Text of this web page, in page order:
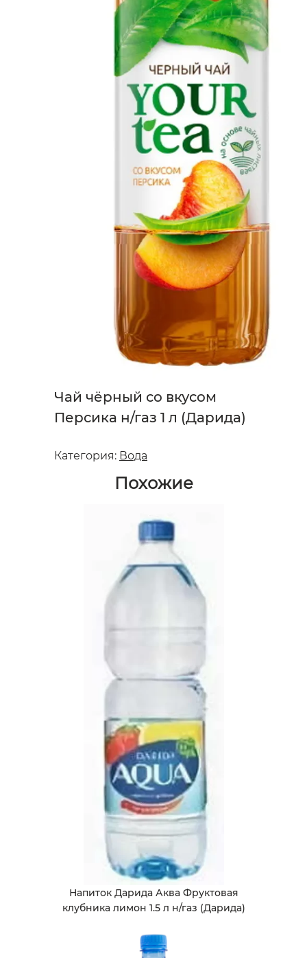
Чай чёрный со вкусом
Персика н/газ 1 л (Дарида)
Категория: Вода
Похожие
Напиток Дарида Аква Фруктовая
клубника лимон 1.5 л н/газ (Дарида)